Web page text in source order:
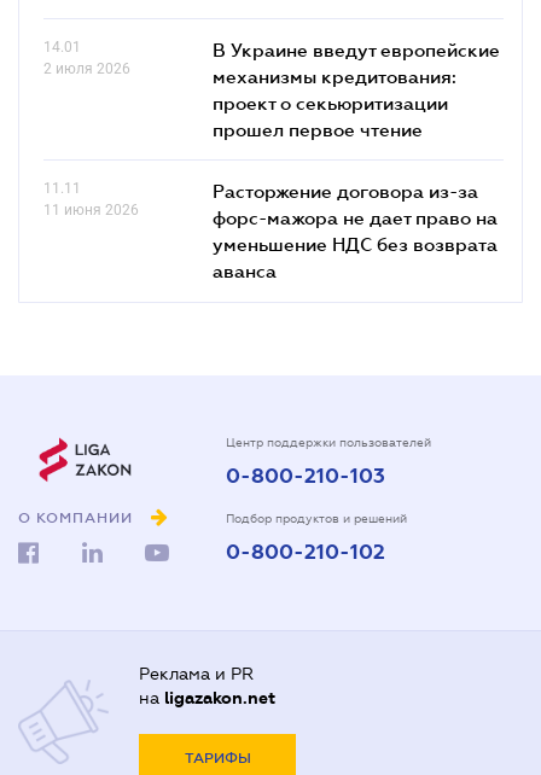
14.01
2 июля 2026
В Украине введут европейские
механизмы кредитования:
проект о секьюритизации
прошел первое чтение
11.11
11 июня 2026
Расторжение договора из-за
форс-мажора не дает право на
уменьшение НДС без возврата
аванса
О КОМПАНИИ
Центр поддержки пользователей
0-800-210-103
Подбор продуктов и решений
0-800-210-102
Реклама и PR
на ligazakon.net
ТАРИФЫ